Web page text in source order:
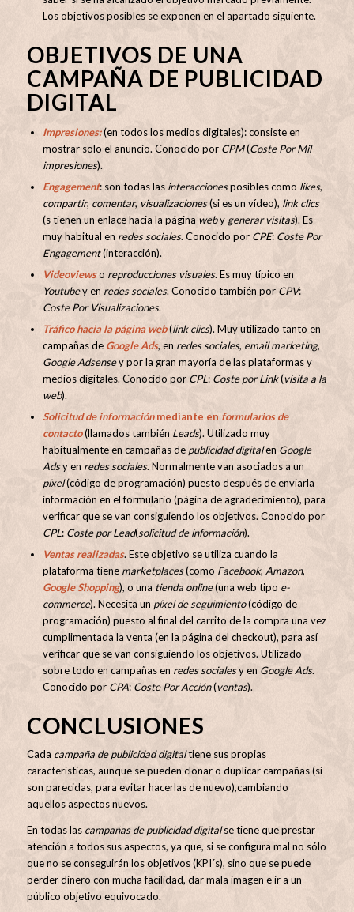
Los objetivos posibles se exponen en el apartado siguiente.
OBJETIVOS DE UNA
CAMPAÑA DE PUBLICIDAD
DIGITAL
Impresiones:(en todos los medios digitales): consiste en
mostrar solo el anuncio. Conocido por CPM(Coste Por Mil
impresiones).
Engagement: son todas las interaccionesposibles como likes,
compartir, comentar, visualizaciones(si es un vídeo), link clics
(s tienen un enlace hacia la página webygenerar visitas). Es
muy habitual en redes sociales. Conocido por CPE: Coste Por
Engagement(interacción).
Videoviewso reproducciones visuales. Es muy típico en
Youtubey en redes sociales. Conocido también por CPV:
Coste Por Visualizaciones.
Tráfico hacia la página web(link clics). Muy utilizado tanto en
campañas de Google Ads, en redes sociales, email marketing,
Google Adsensey por la gran mayoría de las plataformas y
medios digitales. Conocido por CPL: Coste por Link(visita a la
web).
Solicitud de informaciónmediante en formularios de
contacto(llamados también Leads). Utilizado muy
habitualmente en campañas de publicidad digitalen Google
Adsy en redes sociales. Normalmente van asociados a un
píxel(código de programación) puesto después de enviarla
información en el formulario (página de agradecimiento), para
verificar que se van consiguiendo los objetivos. Conocido por
CPL: Coste por Lead(solicitud de información).
Ventas realizadas. Este objetivo se utiliza cuando la
plataforma tiene marketplaces(como Facebook, Amazon,
Google Shopping), o una tienda online(una web tipo e-
commerce). Necesita un píxel de seguimiento(código de
programación) puesto al final del carrito de la compra una vez
cumplimentada la venta (en la página del checkout), para así
verificar que se van consiguiendo los objetivos. Utilizado
sobre todo en campañas en redes socialesy en Google Ads.
Conocido por CPA: Coste Por Acción(ventas).
CONCLUSIONES
Cada campaña de publicidad digitaltiene sus propias
características, aunque se pueden clonar o duplicar campañas (si
son parecidas, para evitar hacerlas de nuevo),cambiando
aquellos aspectos nuevos.
En todas las campañas de publicidad digitalse tiene que prestar
atención a todos sus aspectos, ya que, si se configura mal no sólo
que no se conseguirán los objetivos (KPI´s), sino que se puede
perder dinero con mucha facilidad, dar mala imagen e ir a un
público objetivo equivocado.